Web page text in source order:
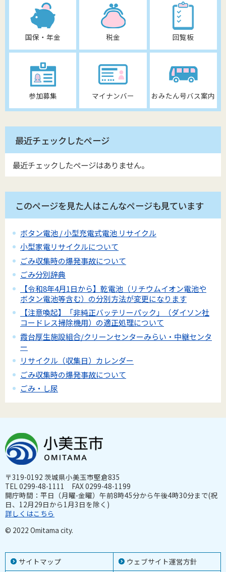
国保・年金 税金 回覧板
参加募集 マイナンバー おみたん号バス案内
最近チェックしたページ
最近チェックしたページはありません。
このページを見た人はこんなページも見ています
ボタン電池 / 小型充電式電池 リサイクル
小型家電リサイクルについて
ごみ収集時の爆発事故について
ごみ分別辞典
【令和8年4月1日から】乾電池（リチウムイオン電池や
ボタン電池等含む）の分別方法が変更になります
【注意喚起】「非純正バッテリーパック」（ダイソン社
コードレス掃除機用）の適正処理について
霞台厚生施設組合/クリーンセンターみらい・中継センタ
ー
リサイクル（収集日）カレンダー
ごみ収集時の爆発事故について
ごみ・し尿
サイトマップ ウェブサイト運営方針
〒319-0192 茨城県小美玉市堅倉835
TEL 0299-48-1111 FAX 0299-48-1199
開庁時間：平日（月曜-金曜）午前8時45分から午後4時30分まで(祝
日、12月29日から1月3日を除く)
詳しくはこちら
© 2022 Omitama city.